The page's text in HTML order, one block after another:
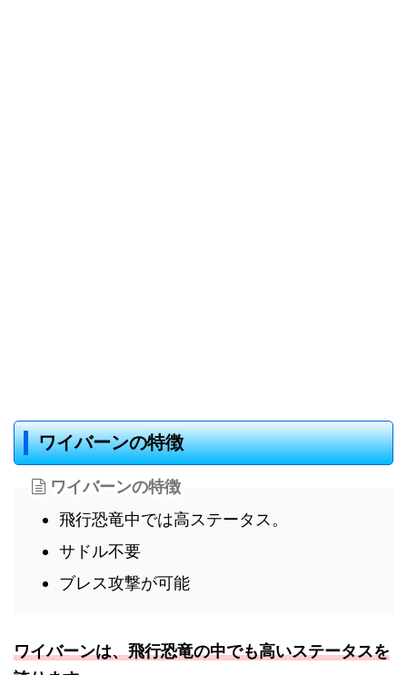
ワイバーンの特徴
ワイバーンの特徴
飛行恐竜中では高ステータス。
サドル不要
ブレス攻撃が可能
ワイバーンは、飛行恐竜の中でも高いステータスを